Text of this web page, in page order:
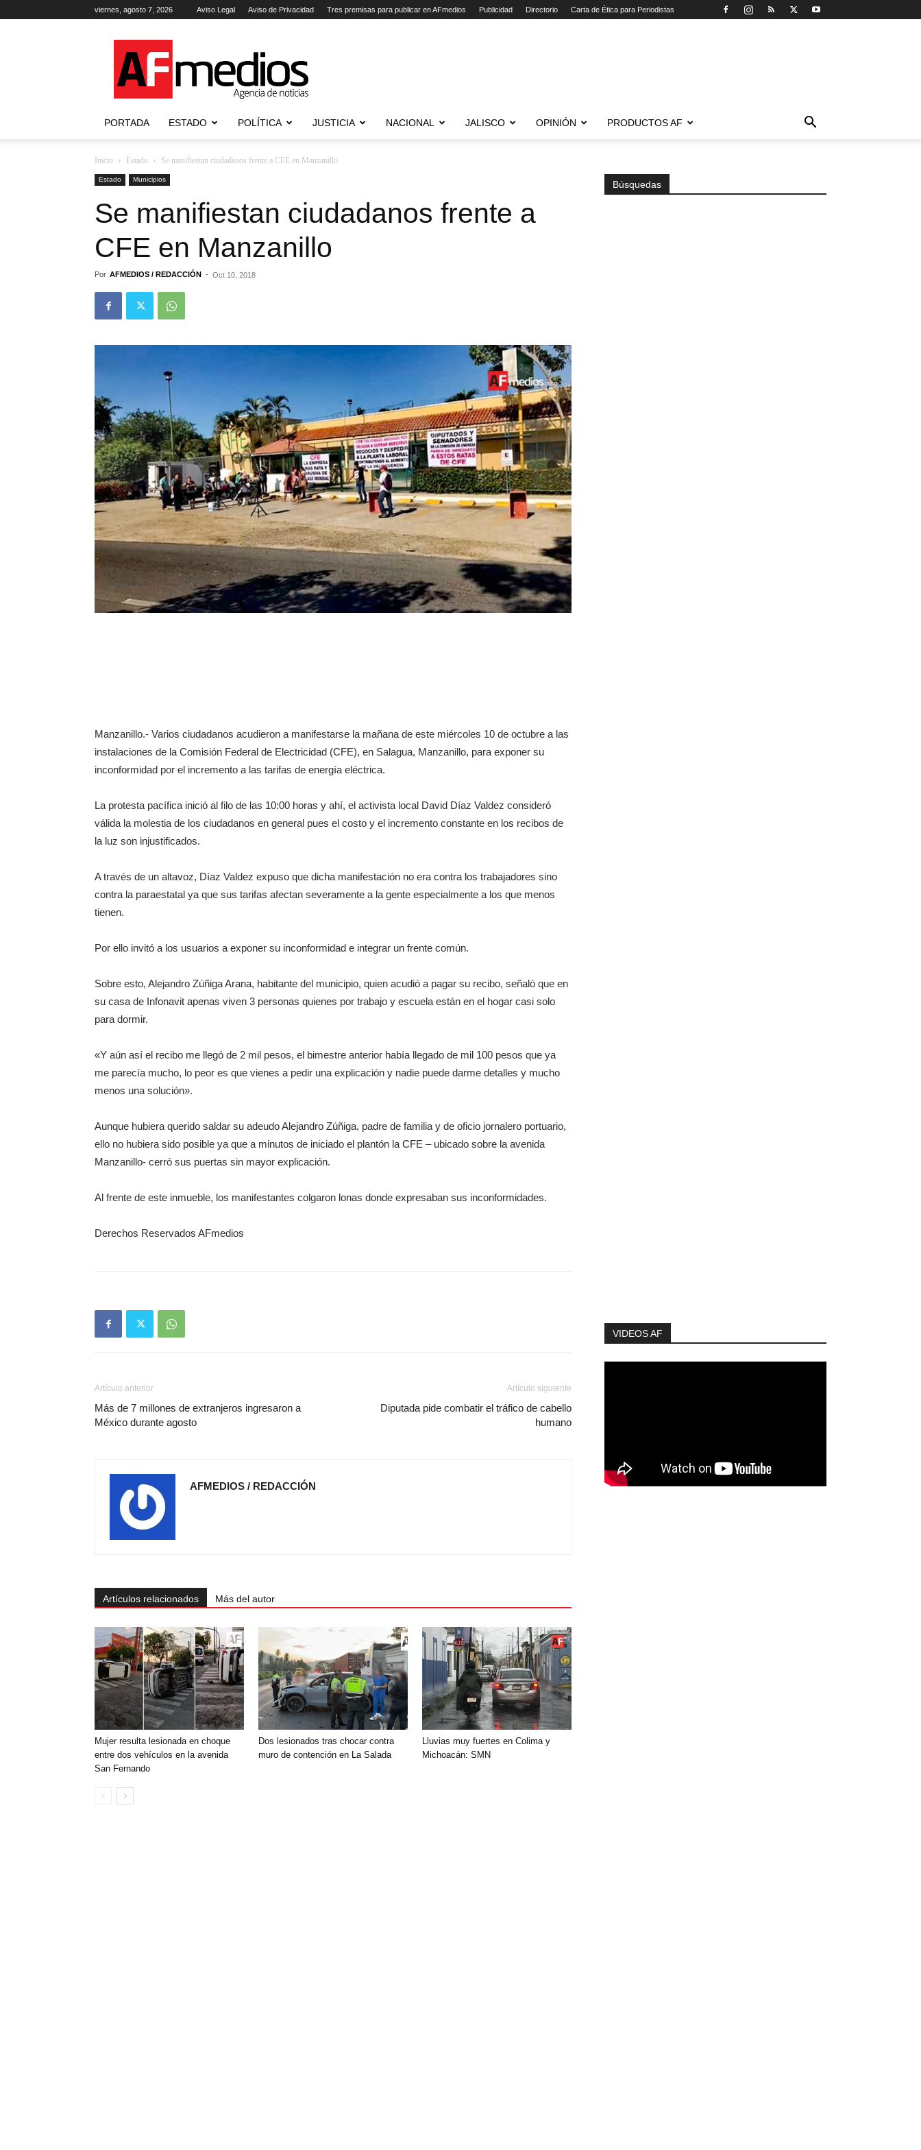
viernes, agosto 7, 2026 Aviso Legal Aviso de Privacidad Tres premisas para publicar en AFmedios Publicidad Directorio Carta de Ética para Periodistas
Agencia
de
Noticias
PORTADA ESTADO POLÍTICA JUSTICIA NACIONAL JALISCO OPINIÓN PRODUCTOS AF
Inicio Estado Se manifiestan ciudadanos frente a CFE en Manzanillo
Estado Municipios
Se manifiestan ciudadanos frente a
CFE en Manzanillo
Por AFMEDIOS / REDACCIÓN - Oct 10, 2018
Manzanillo.- Varios ciudadanos acudieron a manifestarse la mañana de este miércoles 10 de octubre a las
instalaciones de la Comisión Federal de Electricidad (CFE), en Salagua, Manzanillo, para exponer su
inconformidad por el incremento a las tarifas de energía eléctrica.
La protesta pacífica inició al filo de las 10:00 horas y ahí, el activista local David Díaz Valdez consideró
válida la molestia de los ciudadanos en general pues el costo y el incremento constante en los recibos de
la luz son injustificados.
A través de un altavoz, Díaz Valdez expuso que dicha manifestación no era contra los trabajadores sino
contra la paraestatal ya que sus tarifas afectan severamente a la gente especialmente a los que menos
tienen.
Por ello invitó a los usuarios a exponer su inconformidad e integrar un frente común.
Sobre esto, Alejandro Zúñiga Arana, habitante del municipio, quien acudió a pagar su recibo, señaló que en
su casa de Infonavit apenas viven 3 personas quienes por trabajo y escuela están en el hogar casi solo
para dormir.
«Y aún así el recibo me llegó de 2 mil pesos, el bimestre anterior había llegado de mil 100 pesos que ya
me parecía mucho, lo peor es que vienes a pedir una explicación y nadie puede darme detalles y mucho
menos una solución».
Aunque hubiera querido saldar su adeudo Alejandro Zúñiga, padre de familia y de oficio jornalero portuario,
ello no hubiera sido posible ya que a minutos de iniciado el plantón la CFE – ubicado sobre la avenida
Manzanillo- cerró sus puertas sin mayor explicación.
Al frente de este inmueble, los manifestantes colgaron lonas donde expresaban sus inconformidades.
Derechos Reservados AFmedios
Artículo anterior
Más de 7 millones de extranjeros ingresaron a
México durante agosto
Artículo siguiente
Diputada pide combatir el tráfico de cabello
humano
AFMEDIOS / REDACCIÓN
Artículos relacionados Más del autor
Mujer resulta lesionada en choque
entre dos vehículos en la avenida
San Fernando
Dos lesionados tras chocar contra
muro de contención en La Salada
Lluvias muy fuertes en Colima y
Michoacán: SMN
Búsquedas
VIDEOS AF